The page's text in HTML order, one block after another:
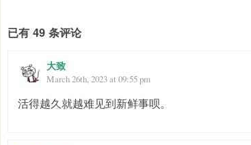
已有 49 条评论
大致
March 26th, 2023 at 09:55 pm
活得越久就越难见到新鲜事呗。